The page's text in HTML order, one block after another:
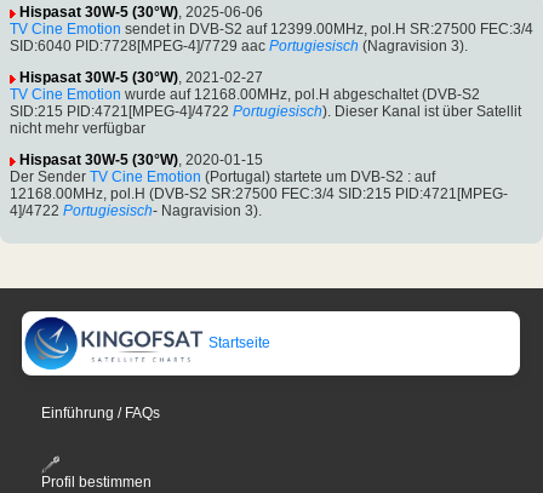
Hispasat 30W-5 (30°W), 2025-06-06
TV Cine Emotion sendet in DVB-S2 auf 12399.00MHz, pol.H SR:27500 FEC:3/4
SID:6040 PID:7728[MPEG-4]/7729 aac Portugiesisch (Nagravision 3).
Hispasat 30W-5 (30°W), 2021-02-27
TV Cine Emotion wurde auf 12168.00MHz, pol.H abgeschaltet (DVB-S2
SID:215 PID:4721[MPEG-4]/4722 Portugiesisch). Dieser Kanal ist über Satellit
nicht mehr verfügbar
Hispasat 30W-5 (30°W), 2020-01-15
Der Sender TV Cine Emotion (Portugal) startete um DVB-S2 : auf
12168.00MHz, pol.H (DVB-S2 SR:27500 FEC:3/4 SID:215 PID:4721[MPEG-
4]/4722 Portugiesisch- Nagravision 3).
Startseite
Einführung / FAQs
Profil bestimmen